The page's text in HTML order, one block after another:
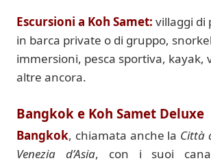
Escursioni a Koh Samet: villaggi di
in barca private o di gruppo,
immersioni, pesca sportiva, kayak,
altre ancora.
Bangkok e Koh Samet Deluxe
Bangkok, chiamata anche la Città
Venezia d’Asia, con i suoi